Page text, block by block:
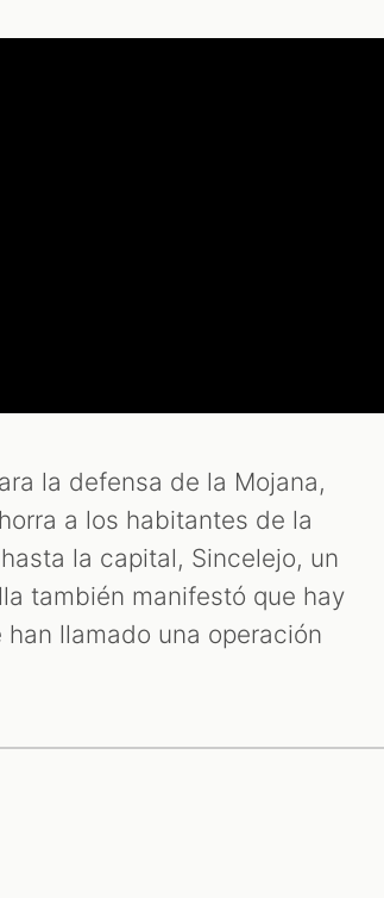
la defensa de la Mojana,
a los habitantes de la
la capital, Sincelejo, un
también manifestó que hay
llamado una operación